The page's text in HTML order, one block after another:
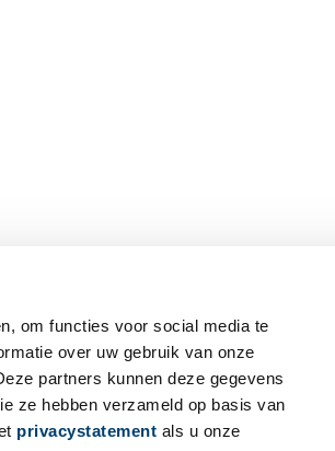
om functies voor social media te
over uw gebruik van onze
partners kunnen deze gegevens
ze hebben verzameld op basis van
privacystatement als u onze